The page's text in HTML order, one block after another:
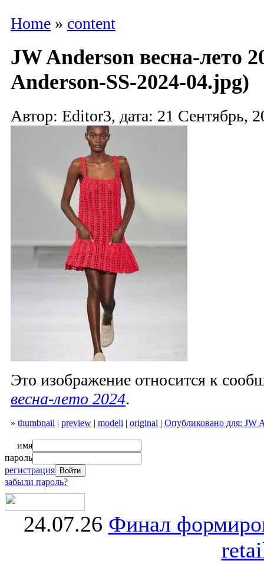
Home » content
JW Anderson весна-лето
Anderson-SS-2024-04.jpg)
Автор: Editor3, дата: 21 Сентябрь,
Это изображение относится к
весна-лето 2024.
» thumbnail | preview | modeli | original | Опубликовано для: JW
имя
пароль
регистрация
забыли пароль?
24.07.26 Финал